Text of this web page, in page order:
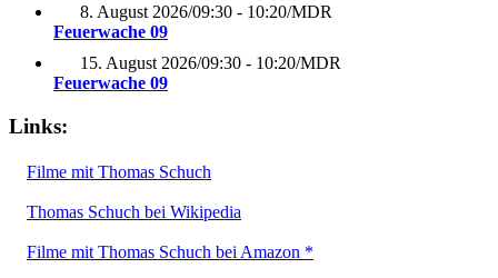
8. August 2026/09:30 - 10:20/MDR
Feuerwache 09
15. August 2026/09:30 - 10:20/MDR
Feuerwache 09
Links:
Filme mit Thomas Schuch
Thomas Schuch bei Wikipedia
Filme mit Thomas Schuch bei Amazon *